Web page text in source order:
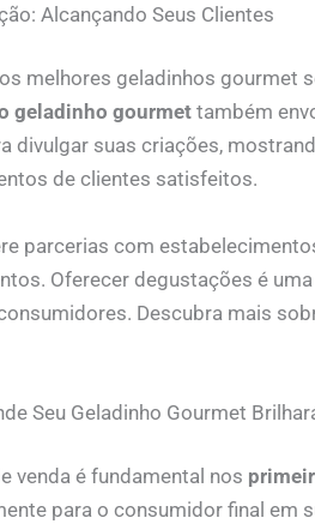
Alcançando Seus Clientes
melhores geladinhos gourmet
geladinho gourmettambém
divulgar suas criações,
de clientes satisfeitos.
parcerias com
Oferecer degustações é
Descubra mais
Seu Geladinho Gourmet
venda é fundamental nos
para o consumidor final em